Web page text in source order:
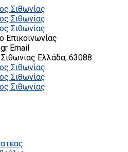
Επικοινωνίας
Email
Ελλάδα, 63088